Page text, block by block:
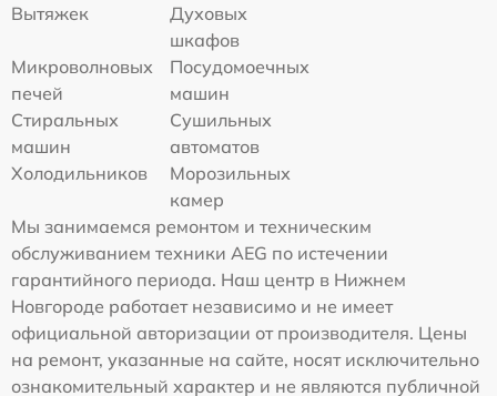
Вытяжек
Духовых
шкафов
Микроволновых
печей
Посудомоечных
машин
Стиральных
машин
Сушильных
автоматов
Холодильников
Морозильных
камер
Мы занимаемся ремонтом и техническим
обслуживанием техники AEG по истечении
гарантийного периода. Наш центр в Нижнем
Новгороде работает независимо и не имеет
официальной авторизации от производителя. Цены
на ремонт, указанные на сайте, носят исключительно
ознакомительный характер и не являются публичной